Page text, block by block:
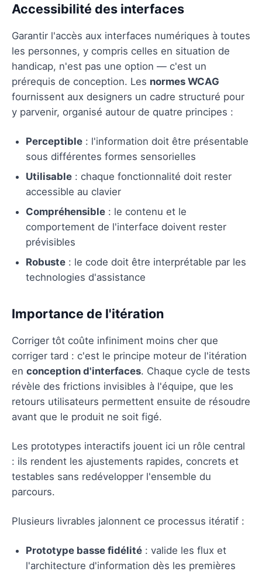
Accessibilité des interfaces
Garantir l'accès aux interfaces numériques à toutes
les personnes, y compris celles en situation de
handicap, n'est pas une option — c'est un
prérequis de conception. Les normes WCAG
fournissent aux designers un cadre structuré pour
y parvenir, organisé autour de quatre principes :
Perceptible : l'information doit être présentable
sous différentes formes sensorielles
Utilisable : chaque fonctionnalité doit rester
accessible au clavier
Compréhensible : le contenu et le
comportement de l'interface doivent rester
prévisibles
Robuste : le code doit être interprétable par les
technologies d'assistance
Importance de l'itération
Corriger tôt coûte infiniment moins cher que
corriger tard : c'est le principe moteur de l'itération
en conception d'interfaces. Chaque cycle de tests
révèle des frictions invisibles à l'équipe, que les
retours utilisateurs permettent ensuite de résoudre
avant que le produit ne soit figé.
Les prototypes interactifs jouent ici un rôle central
: ils rendent les ajustements rapides, concrets et
testables sans redévelopper l'ensemble du
parcours.
Plusieurs livrables jalonnent ce processus itératif :
Prototype basse fidélité : valide les flux et
l'architecture d'information dès les premières